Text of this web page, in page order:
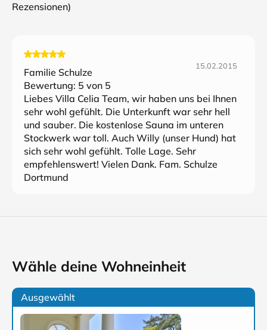
Rezensionen)
Familie Schulze
15.02.2015
Bewertung: 5 von 5
Liebes Villa Celia Team, wir haben uns bei Ihnen
sehr wohl gefühlt. Die Unterkunft war sehr hell
und sauber. Die kostenlose Sauna im unteren
Stockwerk war toll. Auch Willy (unser Hund) hat
sich sehr wohl gefühlt. Tolle Lage. Sehr
empfehlenswert! Vielen Dank. Fam. Schulze
Dortmund
Wähle deine Wohneinheit
Ausgewählt